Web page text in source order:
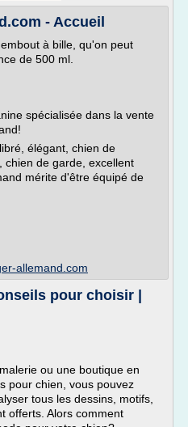
- Accueil
à bille, qu'on peut
de 500 ml.
spécialisée dans la vente
élégant, chien de
chien de garde, excellent
mérite d'être équipé de
allemand.com
pour choisir |
ou une boutique en
pour chien, vous pouvez
tous les dessins, motifs,
offerts. Alors comment